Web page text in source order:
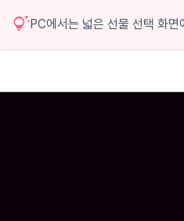
tips_and_updatesPC에서는 넓은 선물 선택 화